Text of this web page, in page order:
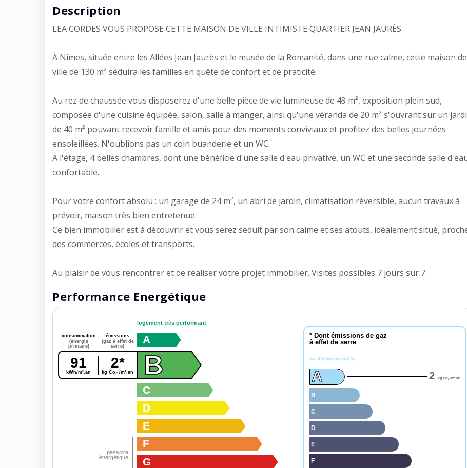
Description
LEA CORDES VOUS PROPOSE CETTE MAISON DE VILLE INTIMISTE QUARTIER JEAN JAURÈS.
À Nîmes, située entre les Allées Jean Jaurès et le musée de la Romanité, dans une rue calme, cette maison de
ville de 130 m² séduira les familles en quête de confort et de praticité.
Au rez de chaussée vous disposerez d'une belle pièce de vie lumineuse de 49 m², exposition plein sud,
composée d'une cuisine équipée, salon, salle à manger, ainsi qu'une véranda de 20 m² s'ouvrant sur un
de 40 m² pouvant recevoir famille et amis pour des moments conviviaux et profitez des belles journées
ensoleillées. N'oublions pas un coin buanderie et un WC.
A l'étage, 4 belles chambres, dont une bénéficie d'une salle d'eau privative, un WC et une seconde salle
confortable.
Pour votre confort absolu : un garage de 24 m², un abri de jardin, climatisation réversible, aucun travaux à
prévoir, maison très bien entretenue.
Ce bien immobilier est à découvrir et vous serez séduit par son calme et ses atouts, idéalement situé,
des commerces, écoles et transports.
Au plaisir de vous rencontrer et de réaliser votre projet immobilier. Visites possibles 7 jours sur 7.
Performance Energétique
logement très performant
A
91
kWh/m².an
consommation
(énergie
primaire)
2*
kg Co2 /m².an
émissions
(gaz à effet de
serre)
B
C
D
E
passoire
énergétique
F
G
* Dont émissions de gaz
à effet de serre
peu d'émissions de CO2
A 2 kg Co2 /m².an
B
C
D
E
F